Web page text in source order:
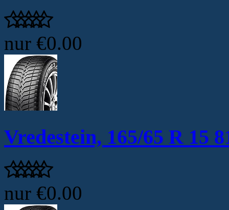
nur €0.00
Vredestein, 165/65 R 15
nur €0.00